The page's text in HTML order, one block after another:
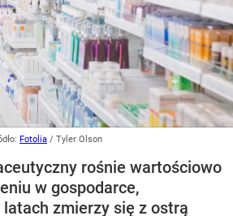
Fotolia / Tyler Olson
rośnie wartościowo
w gospodarce,
zmierzy się z ostrą